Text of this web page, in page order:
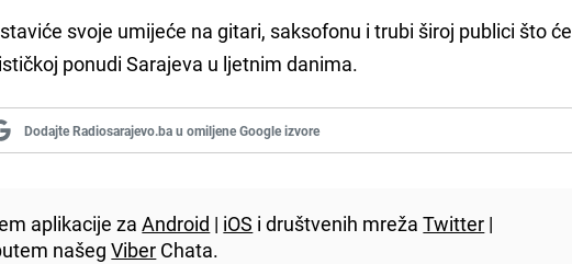
svoje umijeće na gitari, saksofonu i trubi široj publici što će
ponudi Sarajeva u ljetnim danima.
Dodajte Radiosarajevo.ba u omiljene Google izvore
aplikacije zaAndroid | iOS i društvenih mrežaTwitter |
našegViber Chata.